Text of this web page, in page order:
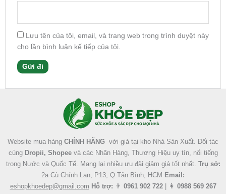
Lưu tên của tôi, email, và trang web trong trình duyệt này
cho lần bình luận kế tiếp của tôi.
Website mua hàng CHÍNH HÃNG với giá tại kho Nhà Sản Xuất. Đối tác
cùng Dropii, Shopeevà các Nhãn Hàng, Thương Hiệu uy tín, nổi tiếng
trong Nước và Quốc Tế. Mang lại nhiều ưu đãi giảm giá tốt nhất. Trụ sở:
2a Cù Chính Lan, P13, Q.Tân Bình, HCM Email:
eshopkhoedep@gmail.com Hỗ trợ: 👨 0961 902 722| 👩 0988 569 267